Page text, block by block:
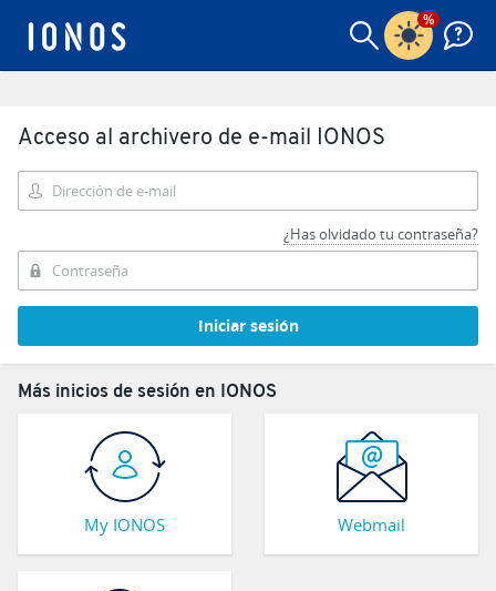
%
Acceso al archivero de e-mail IONOS
Dirección de e-mail
¿Has olvidado tu contraseña?
Contraseña
Iniciar sesión
Más inicios de sesión en IONOS
My IONOS Webmail